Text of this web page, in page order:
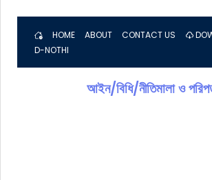
HOME ABOUT CONTACT US
D-NOTHI
আইন/বিধি/নীতিমালা ও